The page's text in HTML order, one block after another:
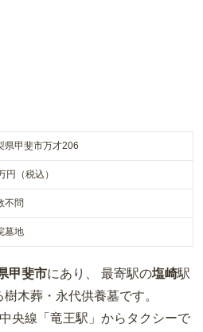
県甲斐市万才206
円（税込）
不問
墓地
甲斐市にあり、 最寄駅の塩崎駅
樹木葬・永代供養墓です。
中央線「竜王駅」からタクシーで